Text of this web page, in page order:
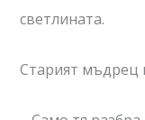
светлината.
Старият мъдрец